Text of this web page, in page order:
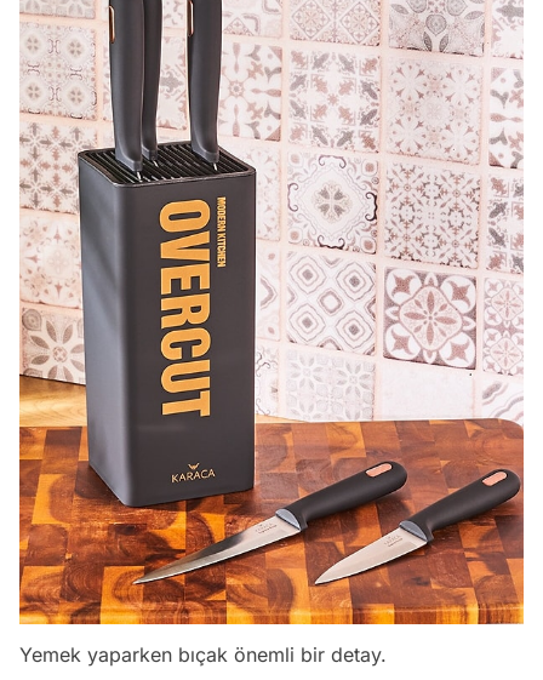
Yemek yaparken bıçak önemli bir detay.